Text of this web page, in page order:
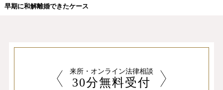
早期に和解離婚できたケース
来所・オンライン法律相談
30分無料受付